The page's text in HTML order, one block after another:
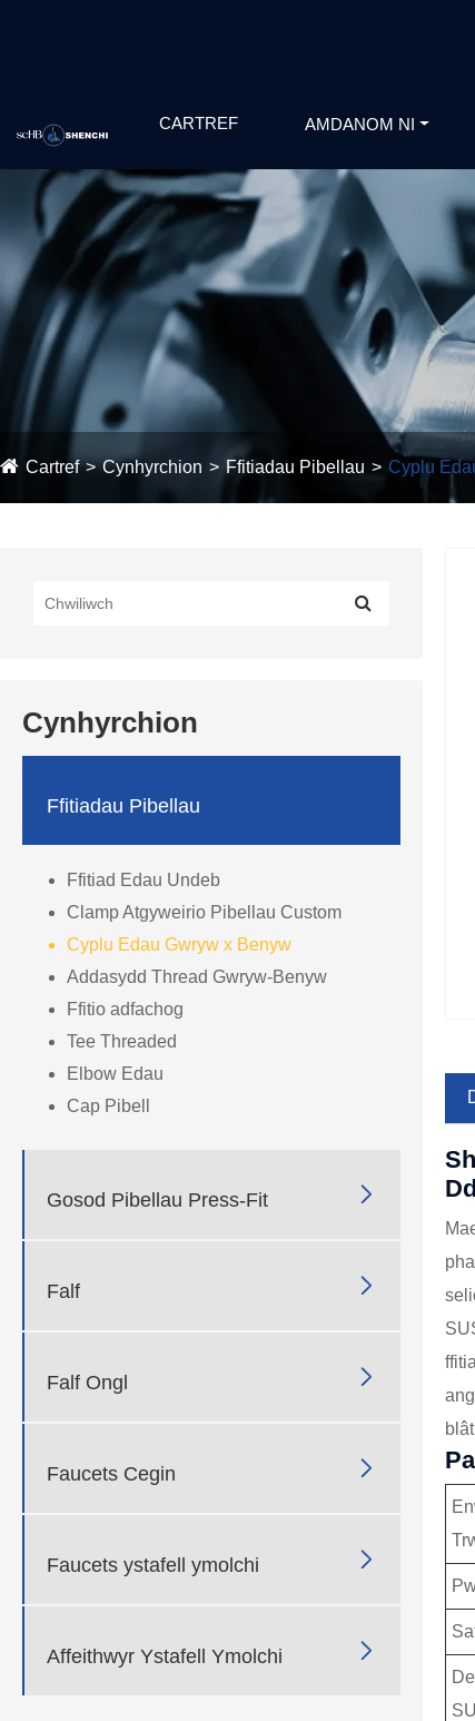
CARTREF AMDANOM NI
Cartref Cynhyrchion Ffitiadau Pibellau Cyplu
Cynhyrchion
Ffitiadau Pibellau
Ffitiad Edau Undeb
Clamp Atgyweirio Pibellau Custom
Cyplu Edau Gwryw x Benyw
Addasydd Thread Gwryw-Benyw
Ffitio adfachog
Tee Threaded
Elbow Edau
Cap Pibell
Gosod Pibellau Press-Fit 
Falf 
Falf Ongl 
Faucets Cegin 
Faucets ystafell ymolchi 
Affeithwyr Ystafell Ymolchi 